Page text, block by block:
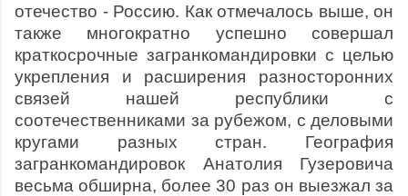
отечество - Россию. Как отмечалось выше, он
также многократно успешно совершал
краткосрочные загранкомандировки с целью
укрепления и расширения разносторонних
связей нашей республики с
соотечественниками за рубежом, с деловыми
кругами разных стран. География
загранкомандировок Анатолия Гузеровича
весьма обширна, более 30 раз он выезжал за